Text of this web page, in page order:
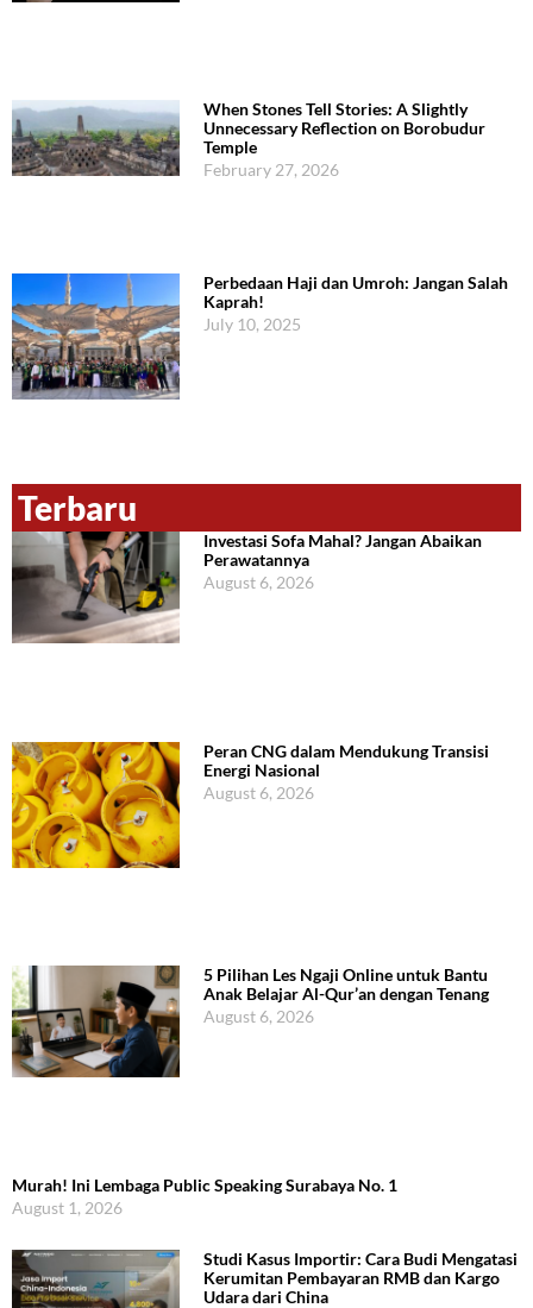
When Stones Tell Stories: A Slightly
Unnecessary Reflection on Borobudur
Temple
February 27, 2026
Perbedaan Haji dan Umroh: Jangan Salah
Kaprah!
July 10, 2025
Terbaru
Investasi Sofa Mahal? Jangan Abaikan
Perawatannya
August 6, 2026
Peran CNG dalam Mendukung Transisi
Energi Nasional
August 6, 2026
5 Pilihan Les Ngaji Online untuk Bantu
Anak Belajar Al-Qur’an dengan Tenang
August 6, 2026
Murah! Ini Lembaga Public Speaking Surabaya No. 1
August 1, 2026
Studi Kasus Importir: Cara Budi Mengatasi
Kerumitan Pembayaran RMB dan Kargo
Udara dari China